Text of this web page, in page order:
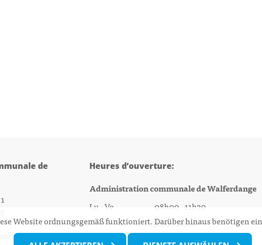
de
Heures d’ouverture:
Administration communale de Walferdange
Lu - Ve 08h00 - 11h30
13h30 - 16h00
Biergercenter
Website ordnungsgemäß funktioniert. Darüber hinaus benötigen